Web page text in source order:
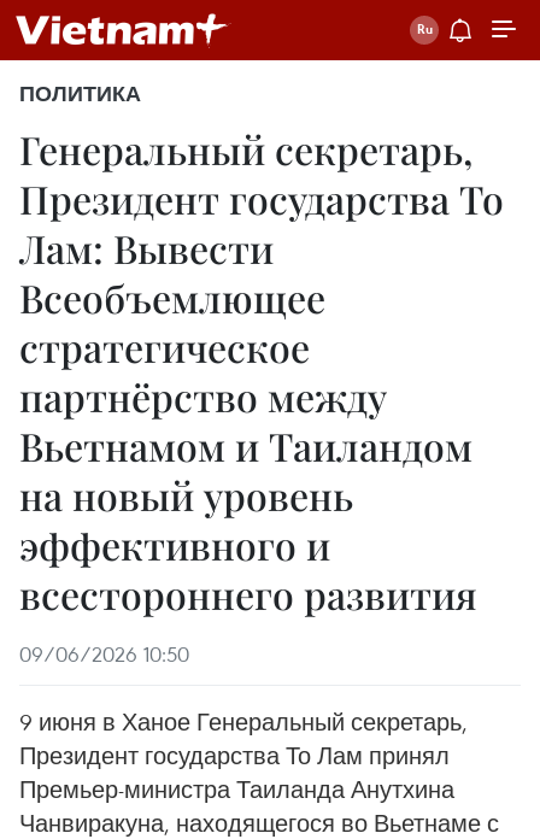
ПОЛИТИКА
Генеральный секретарь,
Президент государства То
Лам: Вывести
Всеобъемлющее
стратегическое
партнёрство между
Вьетнамом и Таиландом
на новый уровень
эффективного и
всестороннего развития
09/06/2026 10:50
9 июня в Ханое Генеральный секретарь,
Президент государства То Лам принял
Премьер-министра Таиланда Анутхина
Чанвиракуна, находящегося во Вьетнаме с